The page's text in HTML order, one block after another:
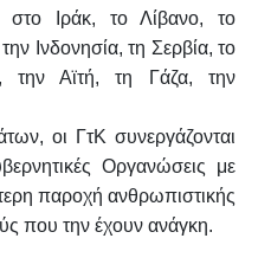
στο Ιράκ, το Λίβανο, το
Ινδονησία, τη Σερβία, το
την Αϊτή, τη Γάζα, την
οι ΓτΚ συνεργάζονται
Οργανώσεις με
παροχή ανθρωπιστικής
που την έχουν ανάγκη.